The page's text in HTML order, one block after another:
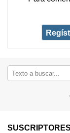
SUSCRIPTORES